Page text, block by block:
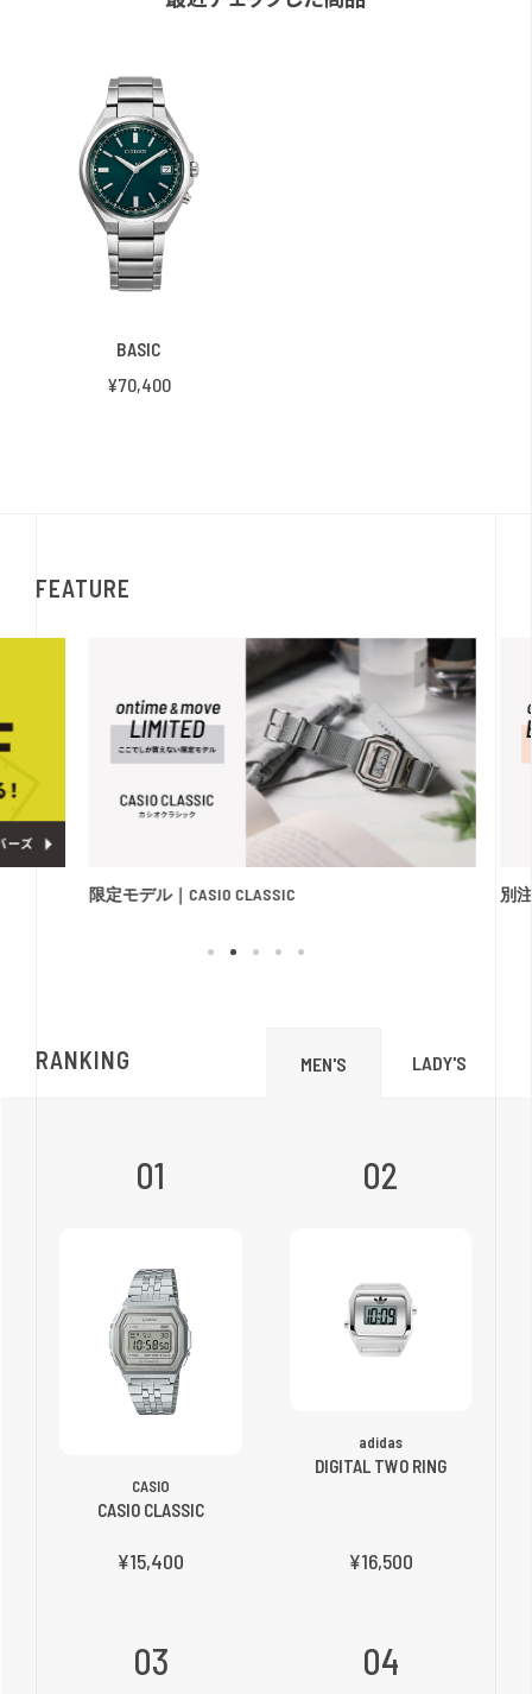
BASIC
¥70,400
FEATURE
限定モデル｜CASIO CLASSIC 別
RANKING MEN'S LADY'S
01
CASIO
CASIO CLASSIC
¥15,400
02
adidas
DIGITAL TWO RING
¥16,500
03 04